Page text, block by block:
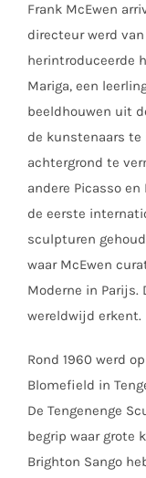
Frank McEwen
directeur werd
herintroduceerde
Mariga, een
beeldhouwen uit
de kunstenaars
achtergrond te
andere Picasso
de eerste
sculpturen
waar McEwen
Moderne in Parijs.
wereldwijd erkent.
Rond 1960 werd
Blomefield in
De Tengenenge
begrip waar grote
Brighton Sango